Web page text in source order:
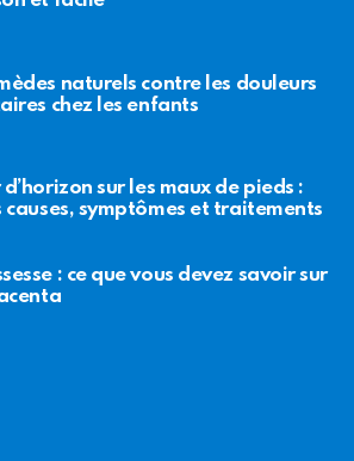
naturels contre les douleurs
chez les enfants
d’horizon sur les maux de pieds :
causes, symptômes et traitements
: ce que vous devez savoir sur